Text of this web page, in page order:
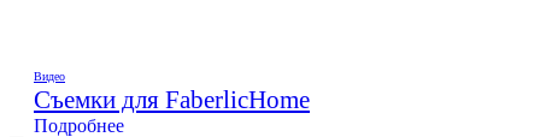
Видео
Съемки для FaberlicHome
Подробнее